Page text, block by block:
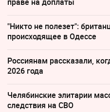
"Никто не полезет":
происходящее в Одессе
Россиянам рассказали,
2026 года
Челябинские элитарии
следствия на СВО